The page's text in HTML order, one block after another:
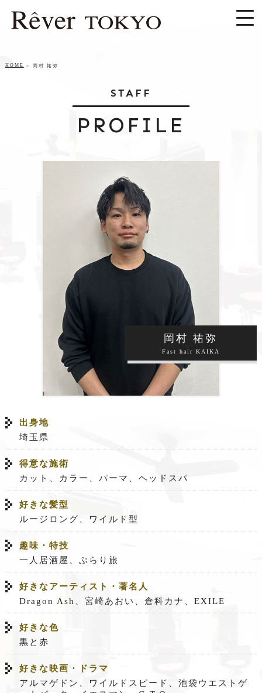
HOME 岡村 祐弥
STAFF
PROFILE
岡村 祐弥
Fast hair KAIKA
出身地
埼玉県
得意な施術
カット、カラー、パーマ、ヘッドスパ
好きな髪型
ルージロング、ワイルド型
趣味・特技
一人居酒屋、ぶらり旅
好きなアーティスト・著名人
Dragon Ash、宮崎あおい、倉科カナ、EXILE
好きな色
黒と赤
好きな映画・ドラマ
アルマゲドン、ワイルドスピード、池袋ウエストゲ